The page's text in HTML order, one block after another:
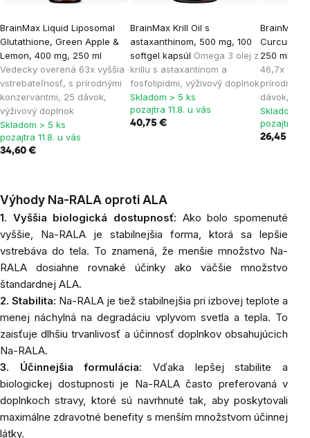
BrainMax Liquid Liposomal
Glutathione, Green Apple &
Lemon, 400 mg, 250 ml
Vedecky overená 63x vyššia
vstrebateľnosť, s prírodnými
konzervantmi, 25 dávok,
výživový doplnok
Skladom > 5 ks
pozajtra 11.8. u vás
34,60 €
BrainMax Krill Oil s
astaxanthinom, 500 mg, 100
softgel kapsúl Omega 3 olej z
krillu s astaxantínom a
fosfolipidmi, výživový doplnok
Skladom > 5 ks
pozajtra 11.8. u vás
40,75 €
BrainMax
Curcumin,
250 ml
46,7x
prírodnými
dávok,
Skladom >
pozajtra
26,45 €
Výhody Na-RALA oproti ALA
1. Vyššia biologická dostupnosť: Ako bolo spomenuté
vyššie, Na-RALA je stabilnejšia forma, ktorá sa lepšie
vstrebáva do tela. To znamená, že menšie množstvo Na-
RALA dosiahne rovnaké účinky ako väčšie množstvo
štandardnej ALA.
2. Stabilita: Na-RALA je tiež stabilnejšia pri izbovej teplote a
menej náchylná na degradáciu vplyvom svetla a tepla. To
zaisťuje dlhšiu trvanlivosť a účinnosť doplnkov obsahujúcich
Na-RALA.
3. Účinnejšia formulácia: Vďaka lepšej stabilite a
biologickej dostupnosti je Na-RALA často preferovaná v
doplnkoch stravy, ktoré sú navrhnuté tak, aby poskytovali
maximálne zdravotné benefity s menším množstvom účinnej
látky.